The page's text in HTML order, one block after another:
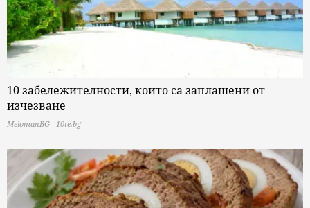
10 забележителности, които са заплашени от
изчезване
MelomanBG - 10te.bg